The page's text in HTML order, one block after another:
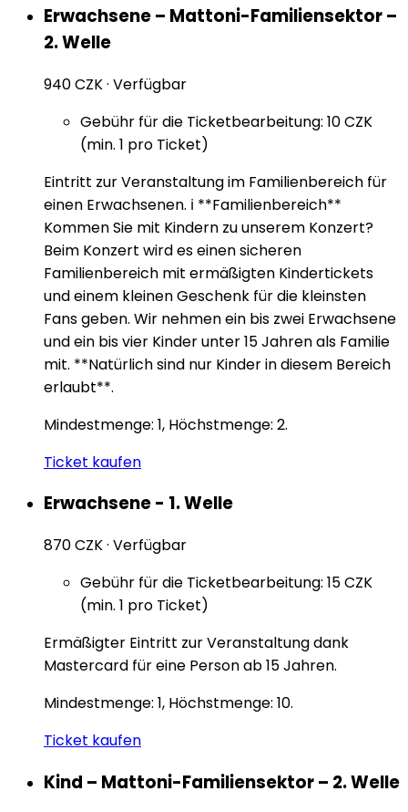
Erwachsene – Mattoni-Familiensektor –
2. Welle
940 CZK· Verfügbar
Gebühr für die Ticketbearbeitung: 10 CZK
(min. 1 pro Ticket)
Eintritt zur Veranstaltung im Familienbereich für
einen Erwachsenen. ℹ️ **Familienbereich**
Kommen Sie mit Kindern zu unserem Konzert?
Beim Konzert wird es einen sicheren
Familienbereich mit ermäßigten Kindertickets
und einem kleinen Geschenk für die kleinsten
Fans geben. Wir nehmen ein bis zwei Erwachsene
und ein bis vier Kinder unter 15 Jahren als Familie
mit. **Natürlich sind nur Kinder in diesem Bereich
erlaubt**.
Mindestmenge: 1, Höchstmenge: 2.
Ticket kaufen
Erwachsene - 1. Welle
870 CZK· Verfügbar
Gebühr für die Ticketbearbeitung: 15 CZK
(min. 1 pro Ticket)
Ermäßigter Eintritt zur Veranstaltung dank
Mastercard für eine Person ab 15 Jahren.
Mindestmenge: 1, Höchstmenge: 10.
Ticket kaufen
Kind – Mattoni-Familiensektor – 2. Welle